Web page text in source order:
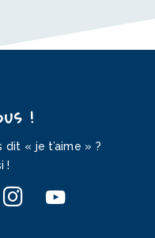
!
dit « je t’aime » ?
!